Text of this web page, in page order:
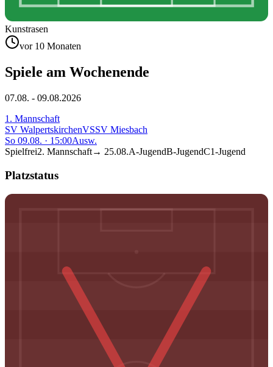
Kunstrasen
vor 10 Monaten
Spiele am Wochenende
07.08. - 09.08.2026
1. Mannschaft
SV WalpertskirchenVSSV Miesbach
So 09.08. · 15:00Ausw.
Spielfrei2. Mannschaft→ 25.08.A-JugendB-JugendC1-Jugend
Platzstatus